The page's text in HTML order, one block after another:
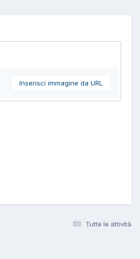
Inserisci immagine da URL
Tutte le attività